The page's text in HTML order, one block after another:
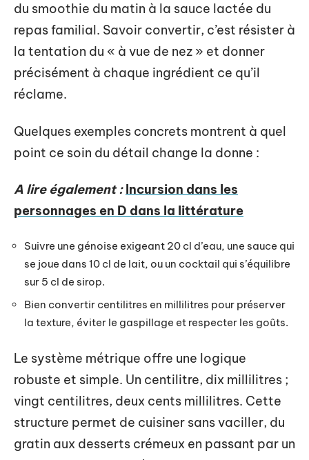
du smoothie du matin à la sauce lactée du
repas familial. Savoir convertir, c’est résister à
la tentation du « à vue de nez » et donner
précisément à chaque ingrédient ce qu’il
réclame.
Quelques exemples concrets montrent à quel
point ce soin du détail change la donne :
A lire également : Incursion dans les
personnages en D dans la littérature
Suivre une génoise exigeant 20 cl d’eau, une sauce qui
se joue dans 10 cl de lait, ou un cocktail qui s’équilibre
sur 5 cl de sirop.
Bien convertir centilitres en millilitres pour préserver
la texture, éviter le gaspillage et respecter les goûts.
Le système métrique offre une logique
robuste et simple. Un centilitre, dix millilitres ;
vingt centilitres, deux cents millilitres. Cette
structure permet de cuisiner sans vaciller, du
gratin aux desserts crémeux en passant par un